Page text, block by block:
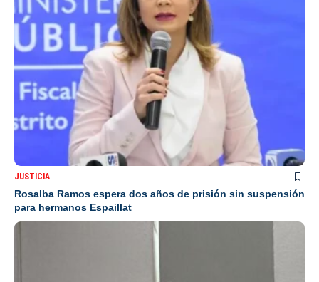
JUSTICIA
Rosalba Ramos espera dos años de prisión sin suspensión
para hermanos Espaillat